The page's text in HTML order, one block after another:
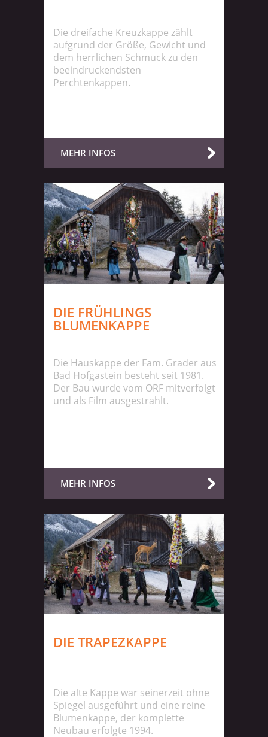
Die dreifache Kreuzkappe zählt
aufgrund der Größe, Gewicht und
dem herrlichen Schmuck zu den
beeindruckendsten
Perchtenkappen.
MEHR INFOS
DIE FRÜHLINGS
BLUMENKAPPE
Die Hauskappe der Fam. Grader aus
Bad Hofgastein besteht seit 1981.
Der Bau wurde vom ORF mitverfolgt
und als Film ausgestrahlt.
MEHR INFOS
DIE TRAPEZKAPPE
Die alte Kappe war seinerzeit ohne
Spiegel ausgeführt und eine reine
Blumenkappe, der komplette
Neubau erfolgte 1994.